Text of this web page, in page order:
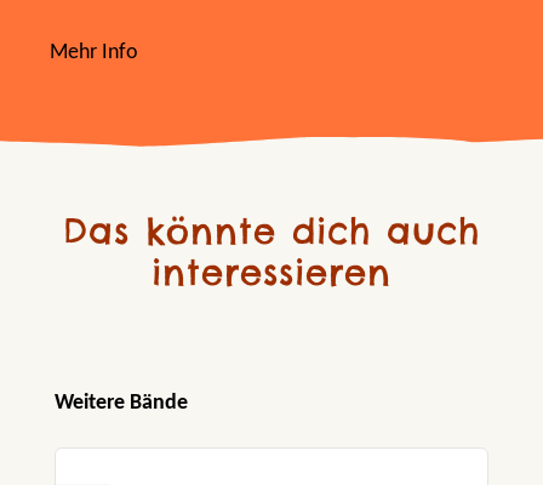
Mehr Info
Das könnte dich auch
interessieren
Produktgalerie überspringen
Weitere Bände